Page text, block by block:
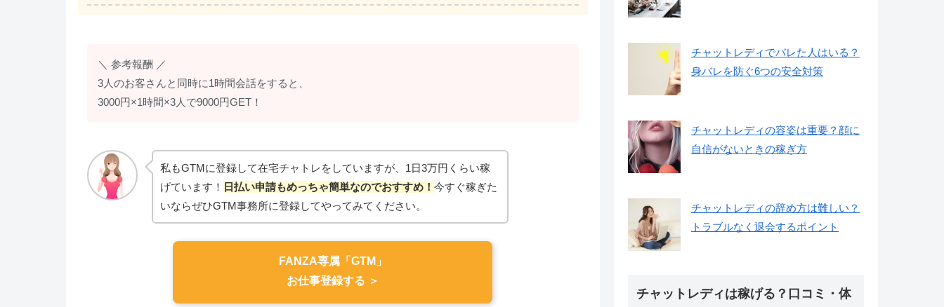
＼ 参考報酬 ／
3人のお客さんと同時に1時間会話をすると、
3000円×1時間×3人で9000円GET！
私もGTMに登録して在宅チャトレをしていますが、1日3万円くらい稼
げています！ 日払い申請もめっちゃ簡単なのでおすすめ！ 今すぐ稼ぎた
いならぜひGTM事務所に登録してやってみてください。
FANZA専属「GTM」
お仕事登録する ＞
チャットレディでバレた人はいる？
身バレを防ぐ6つの安全対策
チャットレディの容姿は重要？顔に
自信がないときの稼ぎ方
チャットレディの辞め方は難しい？
トラブルなく退会するポイント
チャットレディは稼げる？口コミ・体